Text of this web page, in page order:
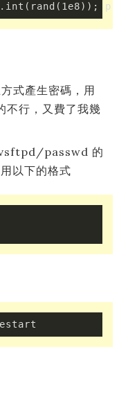
print
式產生密碼，用
行，又費了我幾
passwd 的
以下的格式